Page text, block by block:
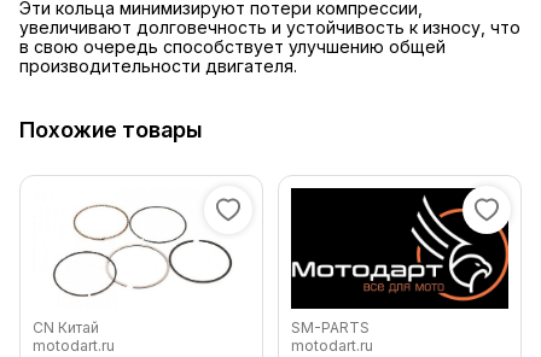
Эти кольца минимизируют потери компрессии,
увеличивают долговечность и устойчивость к износу, что
в свою очередь способствует улучшению общей
производительности двигателя.
Похожие товары
CN Китай
motodart.ru
SM-PARTS
motodart.ru